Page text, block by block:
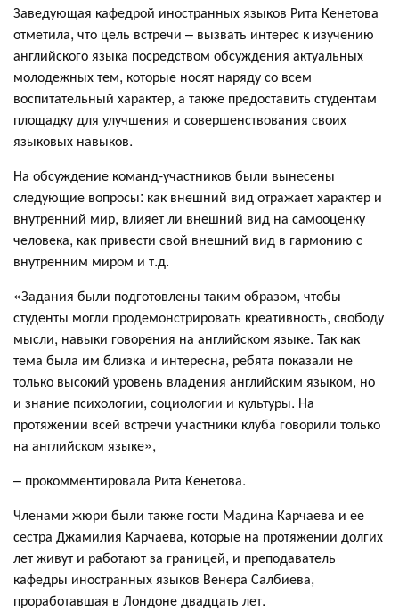
Заведующая кафедрой иностранных языков Рита Кенетова
отметила, что цель встречи – вызвать интерес к изучению
английского языка посредством обсуждения актуальных
молодежных тем, которые носят наряду со всем
воспитательный характер, а также предоставить студентам
площадку для улучшения и совершенствования своих
языковых навыков.
На обсуждение команд-участников были вынесены
следующие вопросы: как внешний вид отражает характер и
внутренний мир, влияет ли внешний вид на самооценку
человека, как привести свой внешний вид в гармонию с
внутренним миром и т.д.
«Задания были подготовлены таким образом, чтобы
студенты могли продемонстрировать креативность, свободу
мысли, навыки говорения на английском языке. Так как
тема была им близка и интересна, ребята показали не
только высокий уровень владения английским языком, но
и знание психологии, социологии и культуры. На
протяжении всей встречи участники клуба говорили только
на английском языке»,
– прокомментировала Рита Кенетова.
Членами жюри были также гости Мадина Карчаева и ее
сестра Джамилия Карчаева, которые на протяжении долгих
лет живут и работают за границей, и преподаватель
кафедры иностранных языков Венера Салбиева,
проработавшая в Лондоне двадцать лет.